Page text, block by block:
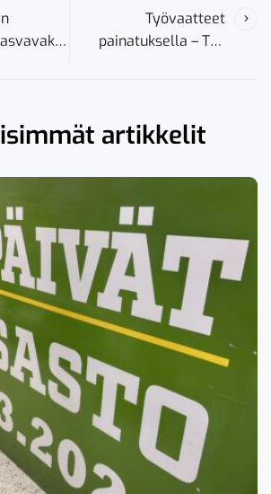
Työvaatteet
painatuksella – Tee
artikkelit